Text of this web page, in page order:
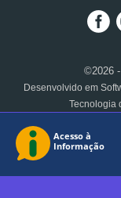
©2026
Desenvolvido em
Tecnologia